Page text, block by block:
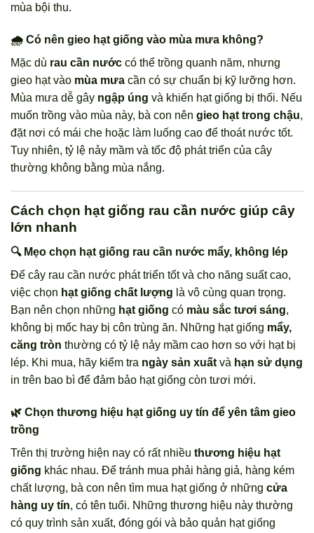
mùa bội thu.
🌧️ Có nên gieo hạt giống vào mùa mưa không?
Mặc dù rau cần nước có thể trồng quanh năm, nhưng
gieo hạt vào mùa mưa cần có sự chuẩn bị kỹ lưỡng hơn.
Mùa mưa dễ gây ngập úng và khiến hạt giống bị thối. Nếu
muốn trồng vào mùa này, bà con nên gieo hạt trong chậu,
đặt nơi có mái che hoặc làm luống cao để thoát nước tốt.
Tuy nhiên, tỷ lệ nảy mầm và tốc độ phát triển của cây
thường không bằng mùa nắng.
Cách chọn hạt giống rau cần nước giúp cây
lớn nhanh
🔍 Mẹo chọn hạt giống rau cần nước mẩy, không lép
Để cây rau cần nước phát triển tốt và cho năng suất cao,
việc chọn hạt giống chất lượng là vô cùng quan trọng.
Bạn nên chọn những hạt giống có màu sắc tươi sáng,
không bị mốc hay bị côn trùng ăn. Những hạt giống mẩy,
căng tròn thường có tỷ lệ nảy mầm cao hơn so với hạt bị
lép. Khi mua, hãy kiểm tra ngày sản xuất và hạn sử dụng
in trên bao bì để đảm bảo hạt giống còn tươi mới.
🌿 Chọn thương hiệu hạt giống uy tín để yên tâm gieo
trồng
Trên thị trường hiện nay có rất nhiều thương hiệu hạt
giống khác nhau. Để tránh mua phải hàng giả, hàng kém
chất lượng, bà con nên tìm mua hạt giống ở những cửa
hàng uy tín, có tên tuổi. Những thương hiệu này thường
có quy trình sản xuất, đóng gói và bảo quản hạt giống